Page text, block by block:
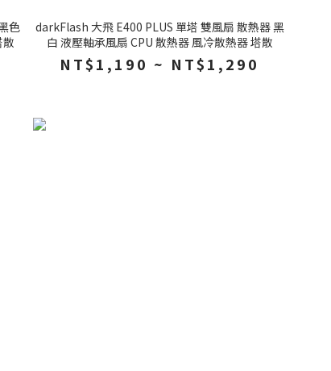
色
散
darkFlash 大飛 E400 PLUS 單塔 雙風扇 散熱器 黑
白 液壓軸承風扇 CPU 散熱器 風冷散熱器 塔散
NT$1,190 ~ NT$1,290